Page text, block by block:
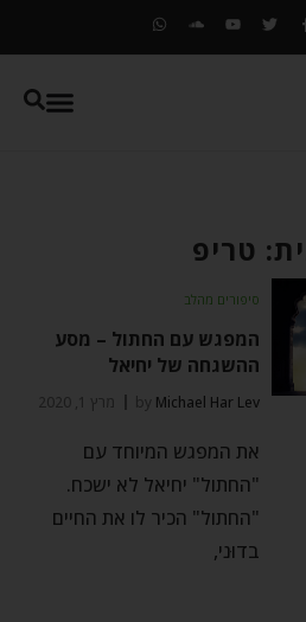
טריפ
סיפורים מהלב
המפגש עם החתול – מסע
ההשגחה של יחיאל
by Michael Har Lev מרץ 1, 2020
את המפגש המיוחד עם
"החתול" יחיאל לא ישכח.
"החתול" הכיר לו את החיים
בדוּני,